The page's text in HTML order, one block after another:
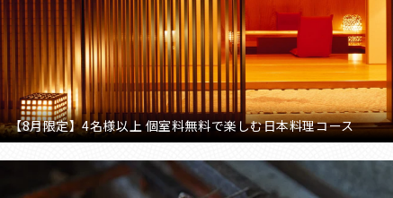
【8月限定】4名様以上 個室料無料で楽しむ日本料理コース